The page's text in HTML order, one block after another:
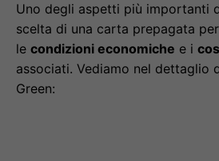
Uno degli aspetti più importanti
scelta di una carta prepagata
le condizioni economiche e i
associati. Vediamo nel dettaglio
Green: